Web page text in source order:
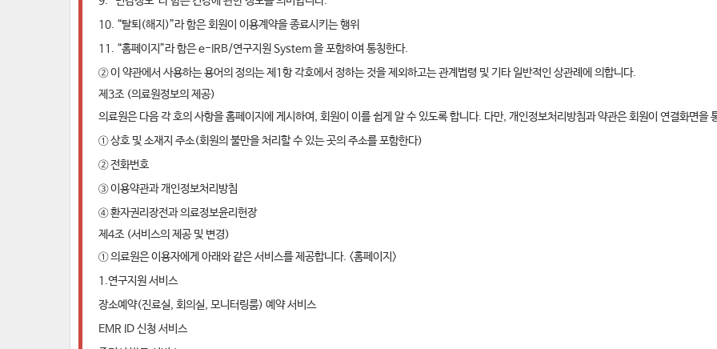
10. “탈퇴(해지)”라 함은 회원이 이용계약을 종료시키는 행위
11. “홈페이지”라 함은 e-IRB/연구지원 System 을 포함하여 통칭한다.
② 이 약관에서 사용하는 용어의 정의는 제1항 각호에서 정하는 것을 제외하고는 관계법령 및 기타 일반적인 상관례에 의합니다.
제3조 (의료원정보의 제공)
의료원은 다음 각 호의 사항을 홈페이지에 게시하여, 회원이 이를 쉽게 알 수 있도록 합니다. 다만, 개인정보처리방침과 약관은 회원이 연결화면을
① 상호 및 소재지 주소(회원의 불만을 처리할 수 있는 곳의 주소를 포함한다)
② 전화번호
③ 이용약관과 개인정보처리방침
④ 환자권리장전과 의료정보윤리헌장
제4조 (서비스의 제공 및 변경)
① 의료원은 이용자에게 아래와 같은 서비스를 제공합니다. <홈페이지>
1.연구지원 서비스
장소예약(진료실, 회의실, 모니터링룸) 예약 서비스
EMR ID 신청 서비스